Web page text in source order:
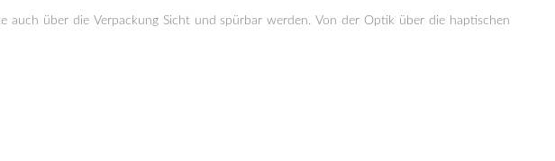
auch über die Verpackung Sicht und spürbar werden. Von der Optik über die haptischen